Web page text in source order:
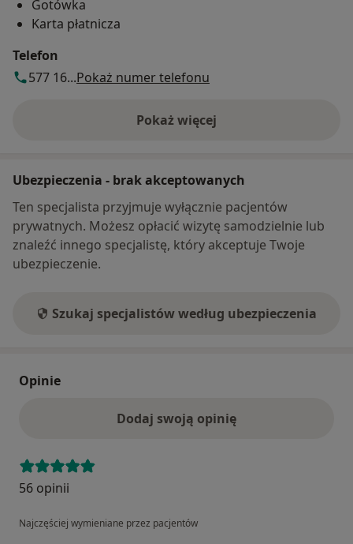
Gotówka
Karta płatnicza
Telefon
577 16...Pokaż numer telefonu
Pokaż więcej
o adresie
Ubezpieczenia - brak akceptowanych
Ten specjalista przyjmuje wyłącznie pacjentów
prywatnych. Możesz opłacić wizytę samodzielnie lub
znaleźć innego specjalistę, który akceptuje Twoje
ubezpieczenie.
Szukaj specjalistów według ubezpieczenia
Opinie
Dodaj swoją opinię
56 opinii
Najczęściej wymieniane przez pacjentów